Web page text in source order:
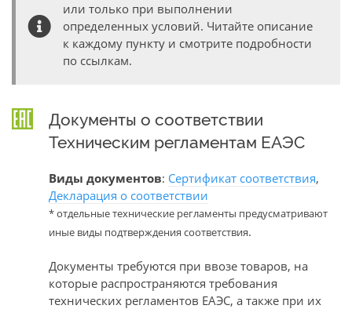
или только при выполнении
определенных условий. Читайте описание
к каждому пункту и смотрите подробности
по ссылкам.
Документы о соответствии
Техническим регламентам ЕАЭС
Виды документов: Сертификат соответствия,
Декларация о соответствии
* отдельные технические регламенты предусматривают
иные виды подтверждения соответствия.
Документы требуются при ввозе товаров, на
которые распространяются требования
технических регламентов ЕАЭС, а также при их